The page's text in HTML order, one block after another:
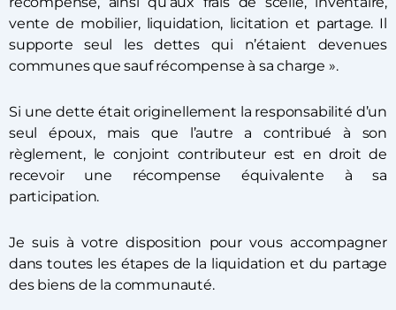
vente de mobilier, liquidation, licitation et partage. Il
supporte seul les dettes qui n’étaient devenues
communes que sauf récompense à sa charge ».
Si une dette était originellement la responsabilité d’un
seul époux, mais que l’autre a contribué à son
règlement, le conjoint contributeur est en droit de
recevoir une récompense équivalente à sa
participation.
Je suis à votre disposition pour vous accompagner
dans toutes les étapes de la liquidation et du partage
des biens de la communauté.